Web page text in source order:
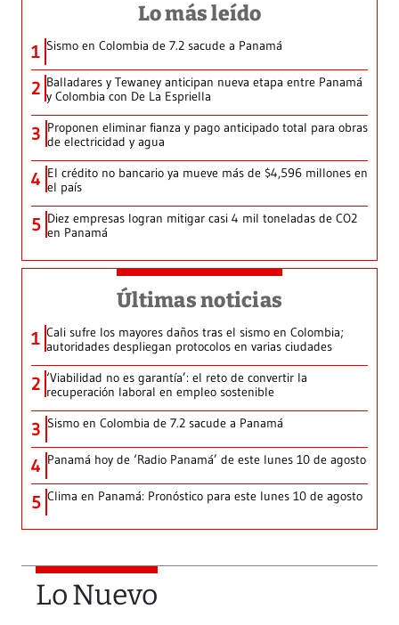
Lo más leído
1 Sismo en Colombia de 7.2 sacude a Panamá
2 Balladares y Tewaney anticipan nueva etapa entre Panamá
y Colombia con De La Espriella
3 Proponen eliminar fianza y pago anticipado total para obras
de electricidad y agua
4 El crédito no bancario ya mueve más de $4,596 millones en
el país
5 Diez empresas logran mitigar casi 4 mil toneladas de CO2
en Panamá
Últimas noticias
1 Cali sufre los mayores daños tras el sismo en Colombia;
autoridades despliegan protocolos en varias ciudades
2 ‘Viabilidad no es garantía’: el reto de convertir la
recuperación laboral en empleo sostenible
3 Sismo en Colombia de 7.2 sacude a Panamá
4 Panamá hoy de ‘Radio Panamá’ de este lunes 10 de agosto
5 Clima en Panamá: Pronóstico para este lunes 10 de agosto
Lo Nuevo